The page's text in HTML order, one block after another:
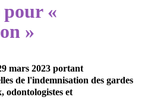
«
»
mars 2023 portant
de l'indemnisation des gardes
odontologistes et